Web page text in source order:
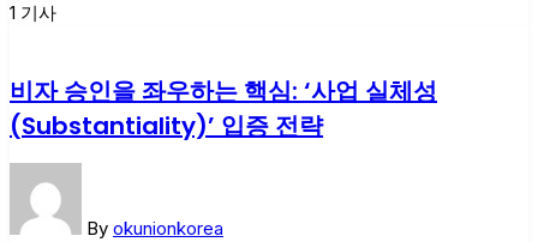
1 기사
비자 승인을 좌우하는 핵심: ‘사업 실체성
(Substantiality)’ 입증 전략
By okunionkorea